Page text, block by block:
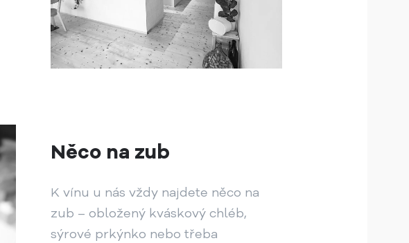
Něco na zub
K vínu u nás vždy najdete něco na
zub – obložený kváskový chléb,
sýrové prkýnko nebo třeba